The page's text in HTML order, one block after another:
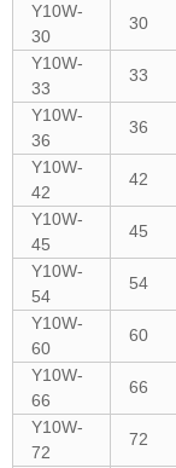
Y10W-
30
30
Y10W-
33
33
Y10W-
36
36
Y10W-
42
42
Y10W-
45
45
Y10W-
54
54
Y10W-
60
60
Y10W-
66
66
Y10W-
72
72